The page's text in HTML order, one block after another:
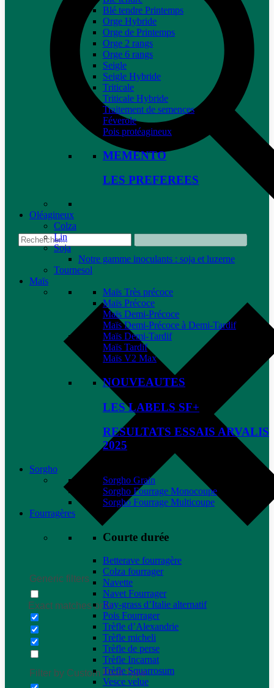
Generic filters
Exact matches only
Filter by Custom Post Type
Blé tendre Printemps
Orge Hybride
Orge de Printemps
Orge 2 rangs
Orge 6 rangs
Seigle
Seigle Hybride
Triticale
Triticale Hybride
Traitement de semences
Féverole
Pois protéagineux
MEMENTO
LES PREFEREES
Oléagineux
Colza
Lin
Soja
Notre gamme inoculants : soja et luzerne
Tournesol
Maïs
Maïs Très précoce
Maïs Précoce
Maïs Demi-Précoce
Maïs Demi-Précoce à Demi-Tardif
Maïs Demi-Tardif
Maïs Tardif
Maïs V2 Max
NOUVEAUTES
LES LABELS SF+
RESULTATS ESSAIS ARVALIS
2025
Sorgho
Sorgho Grain
Sorgho Fourrage Monocoupe
Sorgho Fourrage Multicoupe
Fourragères
Courte durée
Betterave fourragère
Colza fourrager
Navette
Navet Fourrager
Ray-grass d’Italie alternatif
Pois Fourrager
Trèfle d’Alexandrie
Trèfle micheli
Trèfle de perse
Trèfle Incarnat
Trèfle Squarrosum
Vesce velue